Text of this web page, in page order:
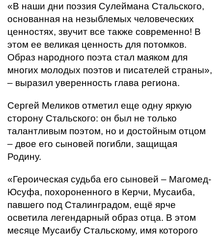
«В наши дни поэзия Сулеймана Стальского,
основанная на незыблемых человеческих
ценностях, звучит все также современно! В
этом ее великая ценность для потомков.
Образ народного поэта стал маяком для
многих молодых поэтов и писателей страны»,
– выразил уверенность глава региона.
Сергей Меликов отметил еще одну яркую
сторону Стальского: он был не только
талантливым поэтом, но и достойным отцом
– двое его сыновей погибли, защищая
Родину.
«Героическая судьба его сыновей – Магомед-
Юсуфа, похороненного в Керчи, Мусаиба,
павшего под Сталинградом, ещё ярче
осветила легендарный образ отца. В этом
месяце Мусаибу Стальскому, имя которого